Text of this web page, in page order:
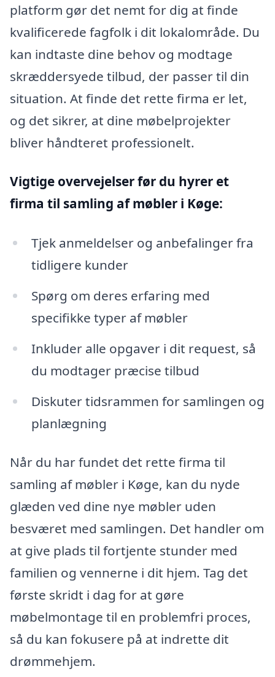
platform gør det nemt for dig at finde
kvalificerede fagfolk i dit lokalområde. Du
kan indtaste dine behov og modtage
skræddersyede tilbud, der passer til din
situation. At finde det rette firma er let,
og det sikrer, at dine møbelprojekter
bliver håndteret professionelt.
Vigtige overvejelser før du hyrer et
firma til samling af møbler i Køge:
Tjek anmeldelser og anbefalinger fra
tidligere kunder
Spørg om deres erfaring med
specifikke typer af møbler
Inkluder alle opgaver i dit request, så
du modtager præcise tilbud
Diskuter tidsrammen for samlingen og
planlægning
Når du har fundet det rette firma til
samling af møbler i Køge, kan du nyde
glæden ved dine nye møbler uden
besværet med samlingen. Det handler om
at give plads til fortjente stunder med
familien og vennerne i dit hjem. Tag det
første skridt i dag for at gøre
møbelmontage til en problemfri proces,
så du kan fokusere på at indrette dit
drømmehjem.